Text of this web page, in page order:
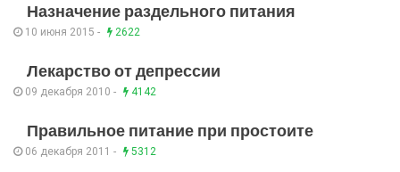
Назначение раздельного питания
10 июня 2015 - 2622
Лекарство от депрессии
09 декабря 2010 - 4142
Правильное питание при простоите
06 декабря 2011 - 5312